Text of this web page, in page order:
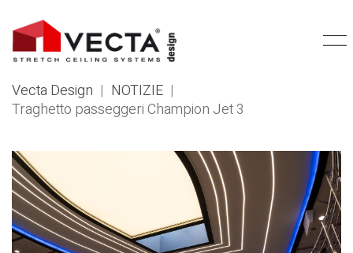
Vecta Design | NOTIZIE |
Traghetto passeggeri Champion Jet 3